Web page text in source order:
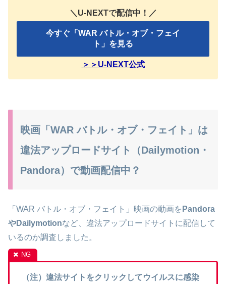
＼U-NEXTで配信中！／
今すぐ「WAR バトル・オブ・フェイ
ト」を見る
＞＞U-NEXT公式
映画「WAR バトル・オブ・フェイト」は
違法アップロードサイト（Dailymotion・
Pandora）で動画配信中？
「WAR バトル・オブ・フェイト」映画の動画を Pandora
やDailymotionなど、違法アップロードサイトに配信して
いるのか調査しました。
（注）違法サイトをクリックしてウイルスに感染